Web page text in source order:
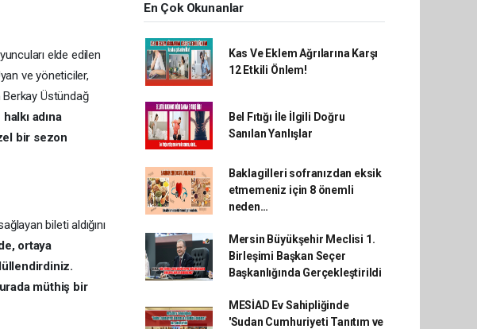
elde edilen
ve yöneticiler,
Berkay Üstündağ
halkı adına
bir sezon
bileti aldığını
ortaya
müthiş bir
En Çok Okunanlar
Kas Ve Eklem Ağrılarına Karşı
12 Etkili Önlem!
Bel Fıtığı İle İlgili Doğru
Sanılan Yanlışlar
Baklagilleri sofranızdan eksik
etmemeniz için 8 önemli
neden…
Mersin Büyükşehir Meclisi 1.
Birleşimi Başkan Seçer
Başkanlığında Gerçekleştirildi
MESİAD Ev Sahipliğinde
'Sudan Cumhuriyeti Tanıtım ve